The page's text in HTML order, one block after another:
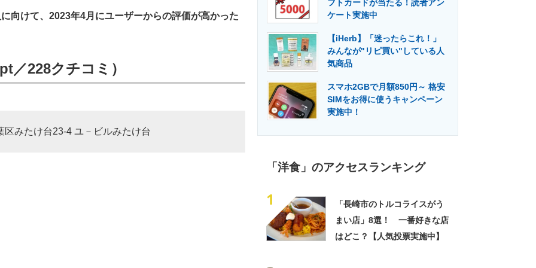
エネルギーの専門メディア 建設×テクノロジーの最前線
けて、2023年4月にユーザーからの評価が高かった
／228クチコミ）
みたけ台23-4 ユ－ビルみたけ台
フトカードが当たる！読者アン
ケート実施中
【iHerb】「迷ったらこれ！」
みんなが"リピ買い"している人
気商品
スマホ2GBで月額850円～ 格安
SIMをお得に使うキャンペーン
実施中！
「洋食」のアクセスランキング
1
「長崎市のトルコライスがう
まい店」8選！ 一番好きな店
はどこ？【人気投票実施中】